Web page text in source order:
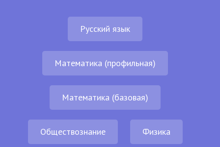
Русский язык
Математика (профильная)
Математика (базовая)
Обществознание Физика